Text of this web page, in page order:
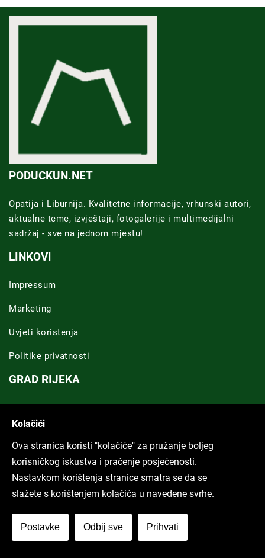
PODUCKUN.NET
Opatija i Liburnija. Kvalitetne informacije, vrhunski autori,
aktualne teme, izvještaji, fotogalerije i multimedijalni
sadržaj - sve na jednom mjestu!
LINKOVI
Impressum
Marketing
Uvjeti koristenja
Politike privatnosti
GRAD RIJEKA
ARHIVA TEKSTOVA
Svi tekstovi
Kolačići
Ova stranica koristi "kolačiće" za pružanje boljeg
korisničkog iskustva i praćenje posjećenosti.
Nastavkom korištenja stranice smatra se da se
slažete s korištenjem kolačića u navedene svrhe.
Postavke Odbij sve Prihvati